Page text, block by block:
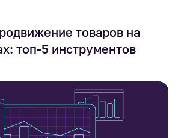
товаров на
топ-5 инструментов